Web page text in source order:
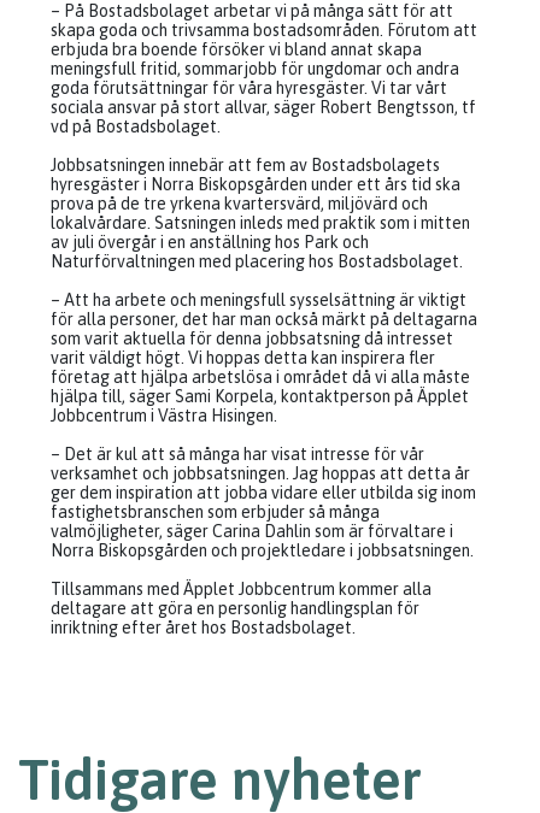
– På Bostadsbolaget arbetar vi på många sätt för att
skapa goda och trivsamma bostadsområden. Förutom att
erbjuda bra boende försöker vi bland annat skapa
meningsfull fritid, sommarjobb för ungdomar och andra
goda förutsättningar för våra hyresgäster. Vi tar vårt
sociala ansvar på stort allvar, säger Robert Bengtsson, tf
vd på Bostadsbolaget.
Jobbsatsningen innebär att fem av Bostadsbolagets
hyresgäster i Norra Biskopsgården under ett års tid ska
prova på de tre yrkena kvartersvärd, miljövärd och
lokalvårdare. Satsningen inleds med praktik som i mitten
av juli övergår i en anställning hos Park och
Naturförvaltningen med placering hos Bostadsbolaget.
– Att ha arbete och meningsfull sysselsättning är viktigt
för alla personer, det har man också märkt på deltagarna
som varit aktuella för denna jobbsatsning då intresset
varit väldigt högt. Vi hoppas detta kan inspirera fler
företag att hjälpa arbetslösa i området då vi alla måste
hjälpa till, säger Sami Korpela, kontaktperson på Äpplet
Jobbcentrum i Västra Hisingen.
– Det är kul att så många har visat intresse för vår
verksamhet och jobbsatsningen. Jag hoppas att detta år
ger dem inspiration att jobba vidare eller utbilda sig inom
fastighetsbranschen som erbjuder så många
valmöjligheter, säger Carina Dahlin som är förvaltare i
Norra Biskopsgården och projektledare i jobbsatsningen.
Tillsammans med Äpplet Jobbcentrum kommer alla
deltagare att göra en personlig handlingsplan för
inriktning efter året hos Bostadsbolaget.
Tidigare nyheter